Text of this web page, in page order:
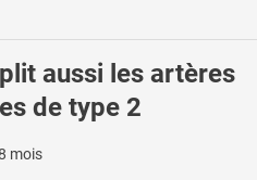
aussi les artères
de type 2
mois